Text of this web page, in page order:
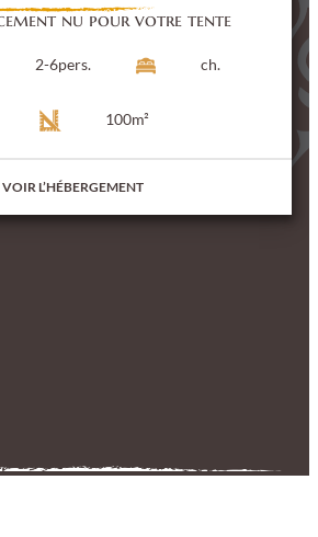
nu pour votre tente
2-6pers. ch.
100m²
VOIR L’HÉBERGEMENT